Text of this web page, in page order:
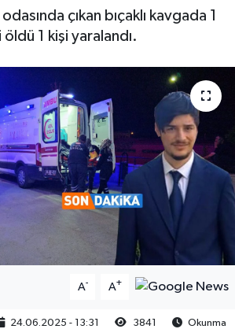
çıkan bıçaklı kavgada 1
öldü 1 kişi yaralandı.
A- A+
24.06.2025 - 13:31 3841
Okunma
Durumu ve Fikstür